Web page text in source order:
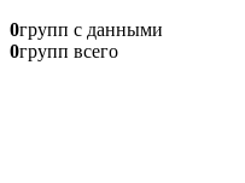
0групп с данными
0групп всего